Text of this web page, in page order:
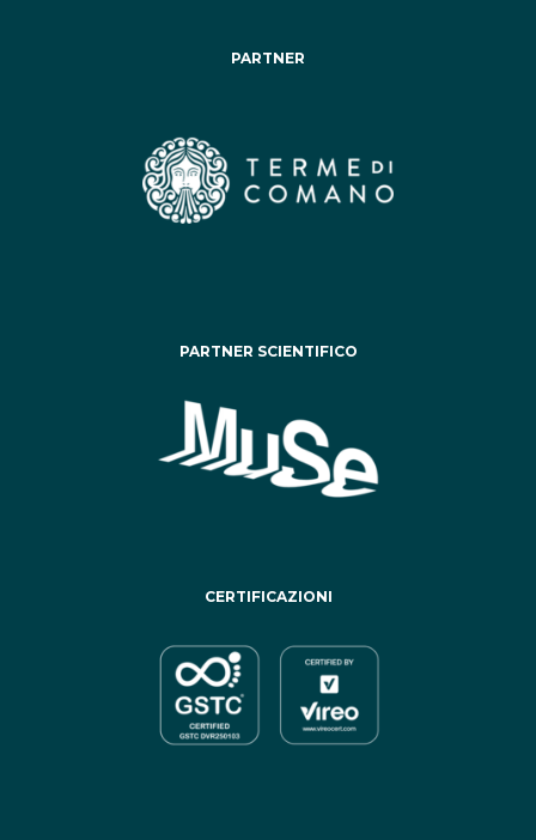
PARTNER
PARTNER SCIENTIFICO
CERTIFICAZIONI